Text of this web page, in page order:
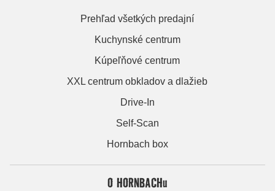
Prehľad všetkých predajní
Kuchynské centrum
Kúpeľňové centrum
XXL centrum obkladov a dlažieb
Drive-In
Self-Scan
Hornbach box
O HORNBACHu